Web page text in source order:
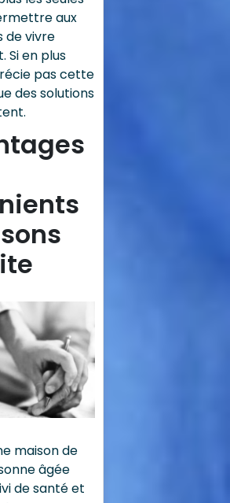
aux
de vivre
Si en plus
pas cette
des solutions
maison de
âgée
de santé et